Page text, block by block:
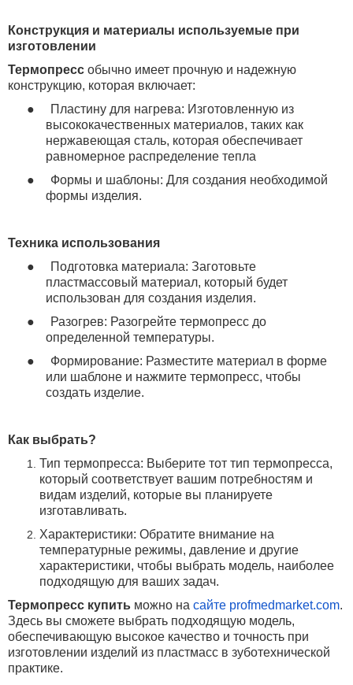
Конструкция и материалы используемые при
изготовлении
Термопресс обычно имеет прочную и надежную
конструкцию, которая включает:
●
Пластину для нагрева: Изготовленную из
высококачественных материалов, таких как
нержавеющая сталь, которая обеспечивает
равномерное распределение тепла
●
Формы и шаблоны: Для создания необходимой
формы изделия.
Техника использования
●
Подготовка материала: Заготовьте
пластмассовый материал, который будет
использован для создания изделия.
●
Разогрев: Разогрейте термопресс до
определенной температуры.
●
Формирование: Разместите материал в форме
или шаблоне и нажмите термопресс, чтобы
создать изделие.
Как выбрать?
Тип термопресса: Выберите тот тип термопресса,
который соответствует вашим потребностям и
видам изделий, которые вы планируете
изготавливать.
Характеристики: Обратите внимание на
температурные режимы, давление и другие
характеристики, чтобы выбрать модель, наиболее
подходящую для ваших задач.
Термопресс купить можно на сайте profmedmarket.com.
Здесь вы сможете выбрать подходящую модель,
обеспечивающую высокое качество и точность при
изготовлении изделий из пластмасс в зуботехнической
практике.